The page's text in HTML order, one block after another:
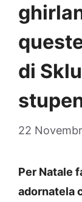
di
22
Per Natale
adornatela